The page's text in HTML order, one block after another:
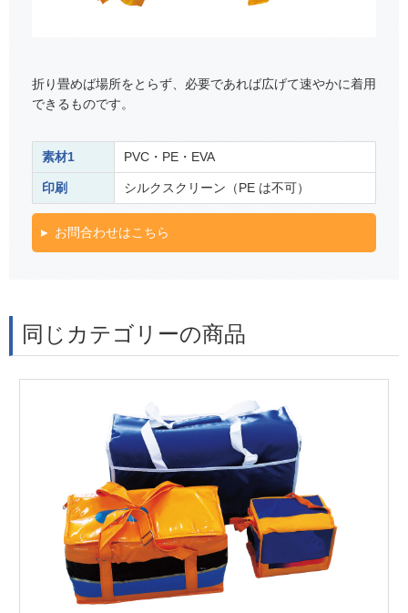
折り畳めば場所をとらず、必要であれば広げて速やかに着用
できるものです。
素材1 PVC・PE・EVA
印刷 シルクスクリーン（PE は不可）
お問合わせはこちら
同じカテゴリーの商品